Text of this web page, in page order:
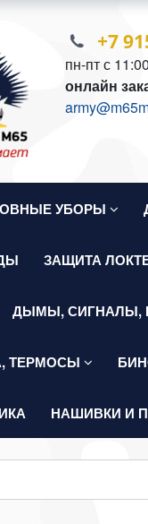
+7
пн-пт с
онлайн
УБОРЫ
ЗАЩИТА
ДЫМЫ, СИГНАЛЫ,
ТЕРМОСЫ
НАШИВКИ И